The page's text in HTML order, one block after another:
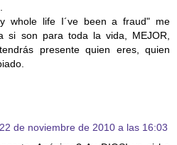
whole life I´ve been a fraud" me
si son para toda la vida, MEJOR,
presente quien eres, quien
22 de noviembre de 2010 a las 16:03